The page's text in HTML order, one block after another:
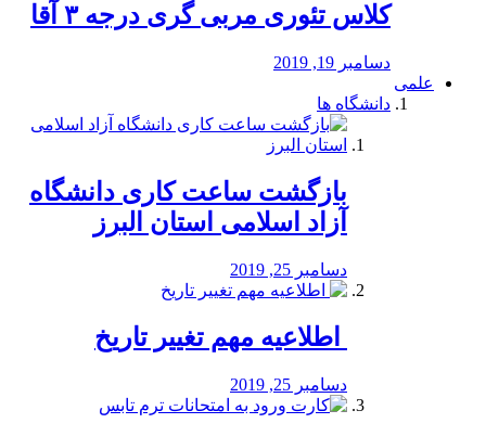
کلاس تئوری مربی گری درجه ۳ آقا
دسامبر 19, 2019
علمی
دانشگاه ها
بازگشت ساعت کاری دانشگاه
آزاد اسلامی استان البرز
دسامبر 25, 2019
️ اطلاعیه مهم تغییر تاریخ
دسامبر 25, 2019